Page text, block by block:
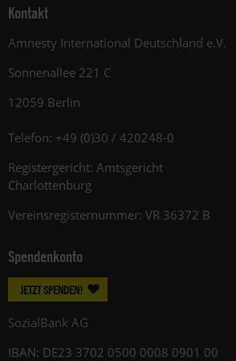
Kontakt
Amnesty International Deutschland e.V.
Sonnenallee 221 C
12059 Berlin
Telefon: +49 (0)30 / 420248-0
Registergericht: Amtsgericht
Charlottenburg
Vereinsregisternummer: VR 36372 B
Spendenkonto
JETZT SPENDEN!
SozialBank AG
IBAN: DE23 3702 0500 0008 0901 00